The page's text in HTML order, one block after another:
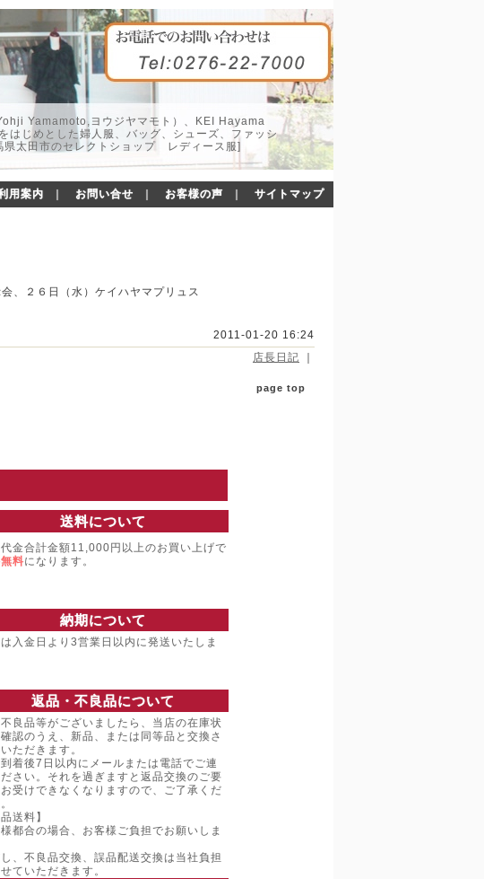
Yamamoto,ヨウジヤマモト）、KEI Hayama
じめとした婦人服、バッグ、シューズ、ファッシ
太田市のセレクトショップ レディース服]
用案内 お問い合せ お客様の声 サイトマップ
、２６日（水）ケイハヤマプリュス
2011-01-20 16:24
店長日記
page top
送料について
金合計金額11,000円以上のお買い上げで
料になります。
納期について
入金日より3営業日以内に発送いたしま
返品・不良品について
良品等がございましたら、当店の在庫状
認のうえ、新品、または同等品と交換さ
ただきます。
着後7日以内にメールまたは電話でご連
さい。それを過ぎますと返品交換のご要
受けできなくなりますので、ご了承くだ
品送料】
都合の場合、お客様ご負担でお願いしま
、不良品交換、誤品配送交換は当社負担
ていただきます。